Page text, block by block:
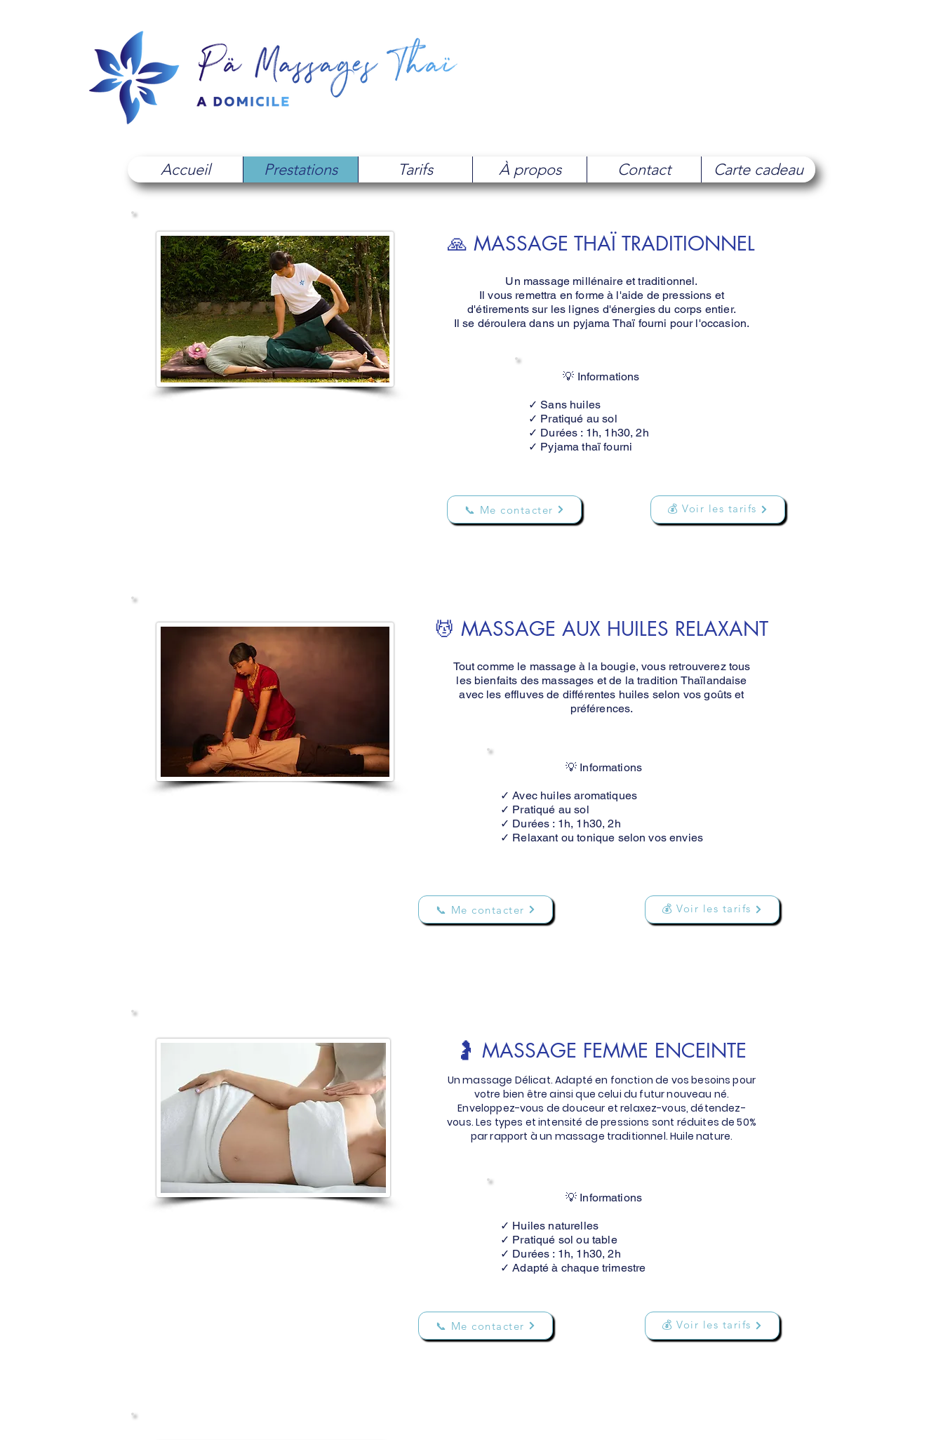
Accueil Prestations Tarifs À propos Contact Carte cadeau
🙏 MASSAGE THAÏ TRADITIONNEL
Un massage millénaire et traditionnel.
Il vous remettra en forme à l'aide de pressions et
d'étirements sur les lignes d'énergies du corps entier.
Il se déroulera dans un pyjama Thaï fourni pour l'occasion.
💡 Informations
✓ Sans huiles
✓ Pratiqué au sol
✓ Durées : 1h, 1h30, 2h
✓ Pyjama thaï fourni
📞 Me contacter 💰 Voir les tarifs
💆 MASSAGE AUX HUILES RELAXANT
Tout comme le massage à la bougie, vous retrouverez tous
les bienfaits des massages et de la tradition Thaïlandaise
avec les effluves de différentes huiles selon vos goûts et
préférences.
💡 Informations
✓ Avec huiles aromatiques
✓ Pratiqué au sol
✓ Durées : 1h, 1h30, 2h
✓ Relaxant ou tonique selon vos envies
📞 Me contacter 💰 Voir les tarifs
🤰 MASSAGE FEMME ENCEINTE
Un massage Délicat. Adapté en fonction de vos besoins pour
votre bien être ainsi que celui du futur nouveau né.
Enveloppez-vous de douceur et relaxez-vous, détendez-
vous. Les types et intensité de pressions sont réduites de 50%
par rapport à un massage traditionnel. Huile nature.
💡 Informations
✓ Huiles naturelles
✓ Pratiqué sol ou table
✓ Durées : 1h, 1h30, 2h
✓ Adapté à chaque trimestre
📞 Me contacter 💰 Voir les tarifs